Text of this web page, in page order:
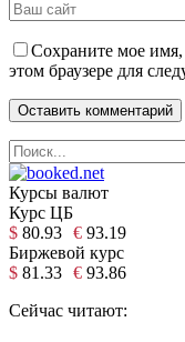
Сохраните мое имя,
этом браузере для
Курсы валют
Курс ЦБ
$ 80.93 € 93.19
Биржевой курс
$ 81.33 € 93.86
Сейчас читают: